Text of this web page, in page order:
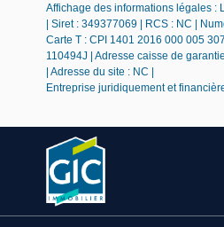
Affichage des informations légales :
| Siret : 349377069 | RCS : NC |
Carte T : CPI 1401 2016 000 005
110494J | Adresse caisse de
| Adresse du site : NC |
Entreprise juridiquement et